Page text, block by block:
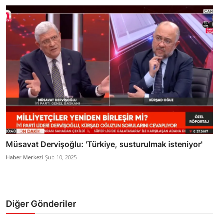
Müsavat Dervişoğlu: 'Türkiye, susturulmak isteniyor'
Haber Merkezi Şub 10, 2025
Diğer Gönderiler